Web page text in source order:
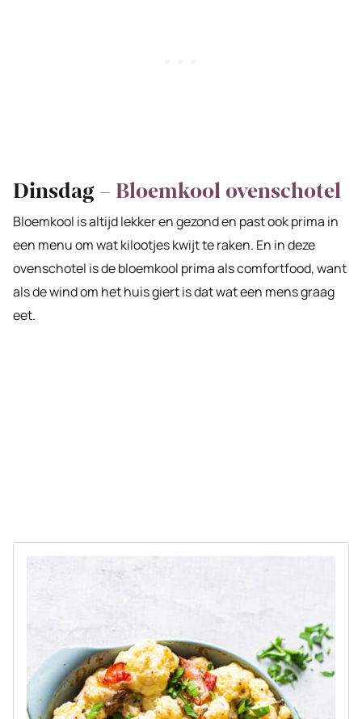
Dinsdag – Bloemkool ovenschotel
Bloemkool is altijd lekker en gezond en past ook prima in
een menu om wat kilootjes kwijt te raken. En in deze
ovenschotel is de bloemkool prima als comfortfood, want
als de wind om het huis giert is dat wat een mens graag
eet.